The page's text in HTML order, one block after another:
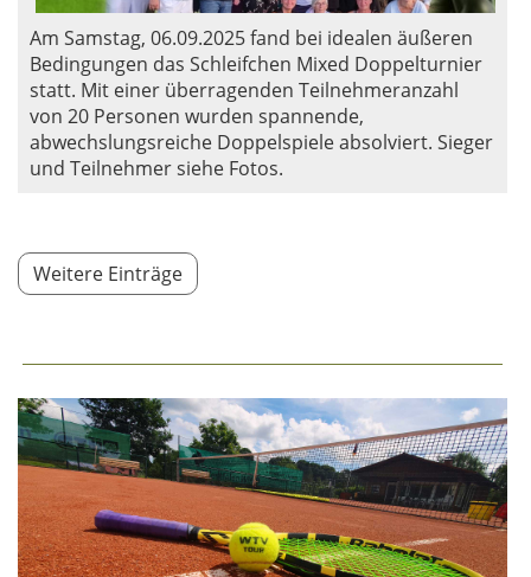
Am Samstag, 06.09.2025 fand bei idealen äußeren
Bedingungen das Schleifchen Mixed Doppelturnier
statt. Mit einer überragenden Teilnehmeranzahl
von 20 Personen wurden spannende,
abwechslungsreiche Doppelspiele absolviert. Sieger
und Teilnehmer siehe Fotos.
Weitere Einträge